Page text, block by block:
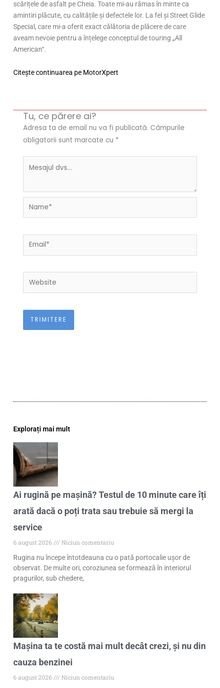
scărițele de asfalt pe Cheia. Toate mi-au rămas în minte ca
amintiri plăcute, cu calitățile și defectele lor. La fel și Street Glide
Special, care mi-a oferit exact călătoria de plăcere de care
aveam nevoie pentru a înțelege conceptul de touring „All
American“.
Citește continuarea pe MotorXpert
Tu, ce părere ai?
Adresa ta de email nu va fi publicată. Câmpurile
obligatorii sunt marcate cu *
Name*
Email*
Website
Explorați mai mult
Ai rugină pe mașină? Testul de 10 minute care îți
arată dacă o poți trata sau trebuie să mergi la
service
6 august 2026
Niciun comentariu
Rugina nu începe întotdeauna cu o pată portocalie ușor de
observat. De multe ori, coroziunea se formează în interiorul
pragurilor, sub chedere,
Mașina ta te costă mai mult decât crezi, și nu din
cauza benzinei
6 august 2026
Niciun comentariu